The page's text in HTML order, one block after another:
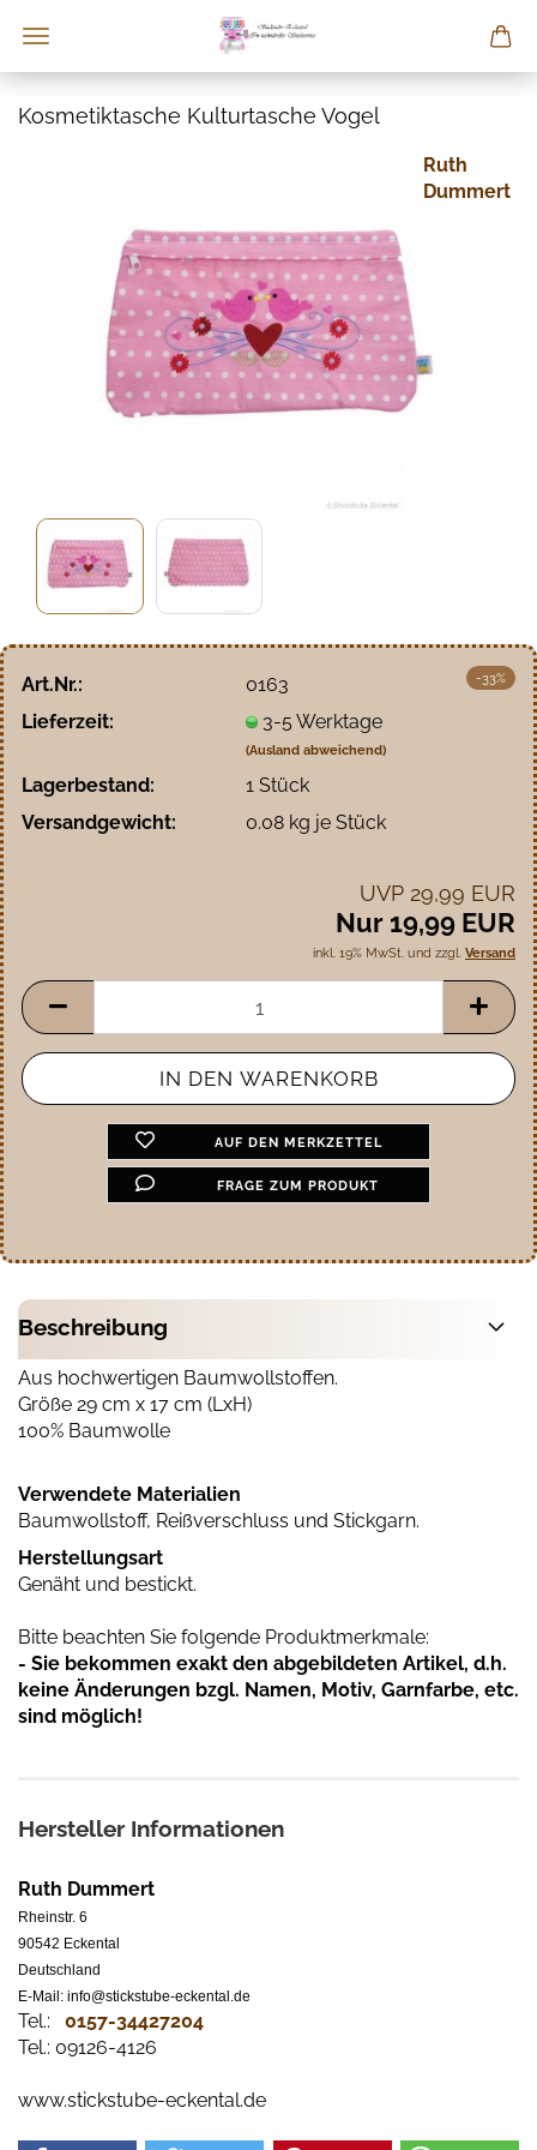
Kosmetiktasche Kulturtasche Vogel
Ruth
Dummert
-33%
Art.Nr.:
0163
Lieferzeit:
3-5 Werktage
(Ausland abweichend)
Lagerbestand: 1 Stück
Versandgewicht:
0.08kg je Stück
UVP 29,99 EUR
Nur 19,99 EUR
inkl. 19% MwSt. und zzgl. Versand
AUF DEN MERKZETTEL
FRAGE ZUM PRODUKT
Beschreibung
Aus hochwertigen Baumwollstoffen.
Größe 29 cm x 17 cm (LxH)
100% Baumwolle
Verwendete Materialien
Baumwollstoff, Reißverschluss und Stickgarn.
Herstellungsart
Genäht und bestickt.
Bitte beachten Sie folgende Produktmerkmale:
- Sie bekommen exakt den abgebildeten Artikel, d.h.
keine Änderungen bzgl. Namen, Motiv, Garnfarbe, etc.
sind möglich!
Hersteller Informationen
Ruth Dummert
Rheinstr. 6
90542 Eckental
Deutschland
E-Mail: info@stickstube-eckental.de
Tel.: 0157-34427204​
Tel.: 09126-4126
www.stickstube-eckental.de